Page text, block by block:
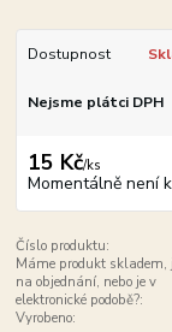
Dostupnost
Nejsme plátci DPH
15 Kč/ks
Momentálně není
Číslo produktu:
Máme produkt skladem,
na objednání, nebo je v
elektronické podobě?:
Vyrobeno: